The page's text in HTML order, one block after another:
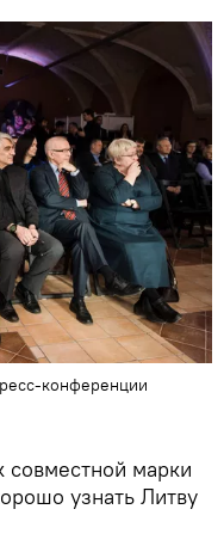
конференции
совместной марки
узнать Литву